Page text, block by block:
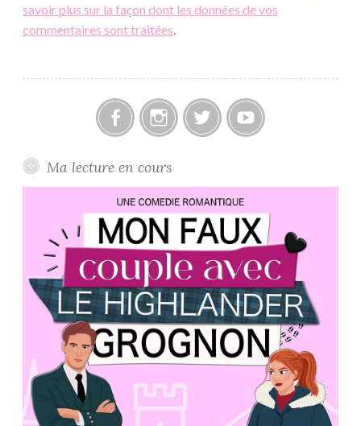
savoir plus sur la façon dont les données de vos
commentaires sont traitées.
Ma lecture en cours